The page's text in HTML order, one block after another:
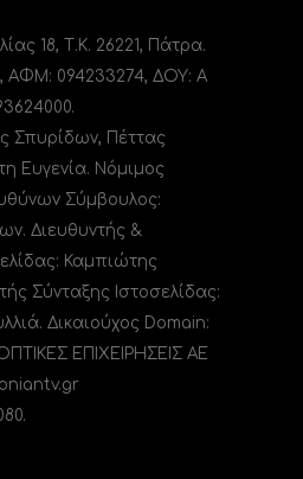
18, Τ.Κ. 26221, Πάτρα.
ΑΦΜ: 094233274, ΔΟΥ: A
Σπυρίδων, Πέττας
Ευγενία. Νόμιμος
Σύμβουλος:
Διευθυντής &
Καμπιώτης
Σύνταξης Ιστοσελίδας:
Δικαιούχος Domain:
ΕΠΙΧΕΙΡΗΣΕΙΣ ΑΕ